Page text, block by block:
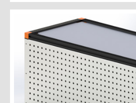
WORK SYSTEM ZWARTEBROEK